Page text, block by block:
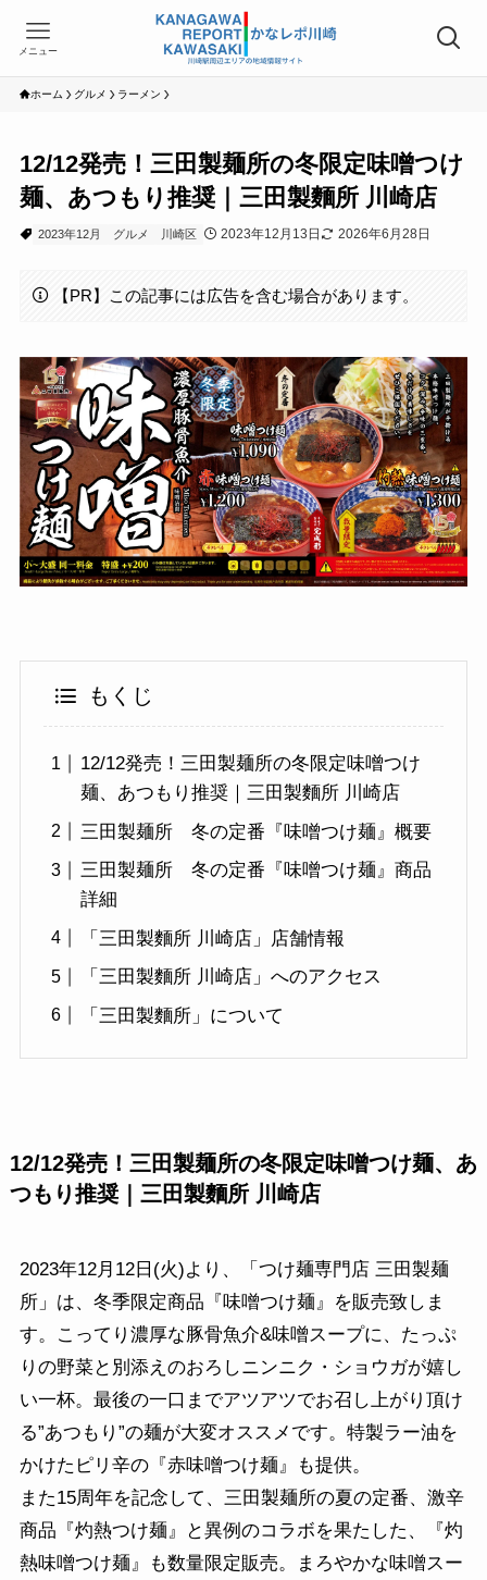
メニュー
ホーム グルメ ラーメン
12/12発売！三田製麺所の冬限定味噌つけ
麺、あつもり推奨｜三田製麵所 川崎店
2023年12月 グルメ 川崎区 2023年12月13日 2026年6月28日
【PR】この記事には広告を含む場合があります。
もくじ
12/12発売！三田製麺所の冬限定味噌つけ
麺、あつもり推奨｜三田製麵所 川崎店
三田製麺所 冬の定番『味噌つけ麺』概要
三田製麺所 冬の定番『味噌つけ麺』商品
詳細
「三田製麵所 川崎店」店舗情報
「三田製麵所 川崎店」へのアクセス
「三田製麵所」について
12/12発売！三田製麺所の冬限定味噌つけ麺、あ
つもり推奨｜三田製麵所 川崎店
2023年12月12日(火)より、「つけ麺専門店 三田製麺
所」は、冬季限定商品『味噌つけ麺』を販売致しま
す。こってり濃厚な豚骨魚介&味噌スープに、たっぷ
りの野菜と別添えのおろしニンニク・ショウガが嬉し
い一杯。最後の一口までアツアツでお召し上がり頂け
る”あつもり”の麺が大変オススメです。特製ラー油を
かけたピリ辛の『赤味噌つけ麺』も提供。
また15周年を記念して、三田製麺所の夏の定番、激辛
商品『灼熱つけ麺』と異例のコラボを果たした、『灼
熱味噌つけ麺』も数量限定販売。まろやかな味噌スー